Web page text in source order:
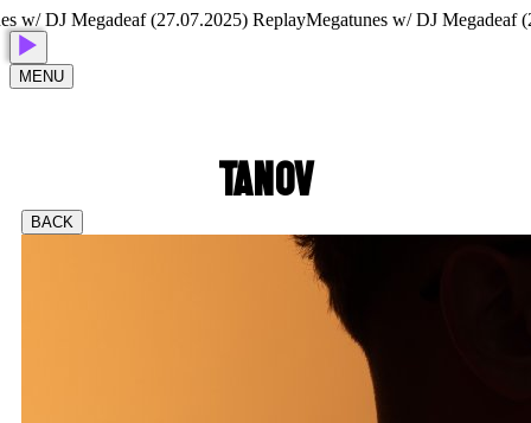
DJ Megadeaf (27.07.2025) ReplayMegatunes w/ DJ Megadeaf
MENU
TANOV
BACK